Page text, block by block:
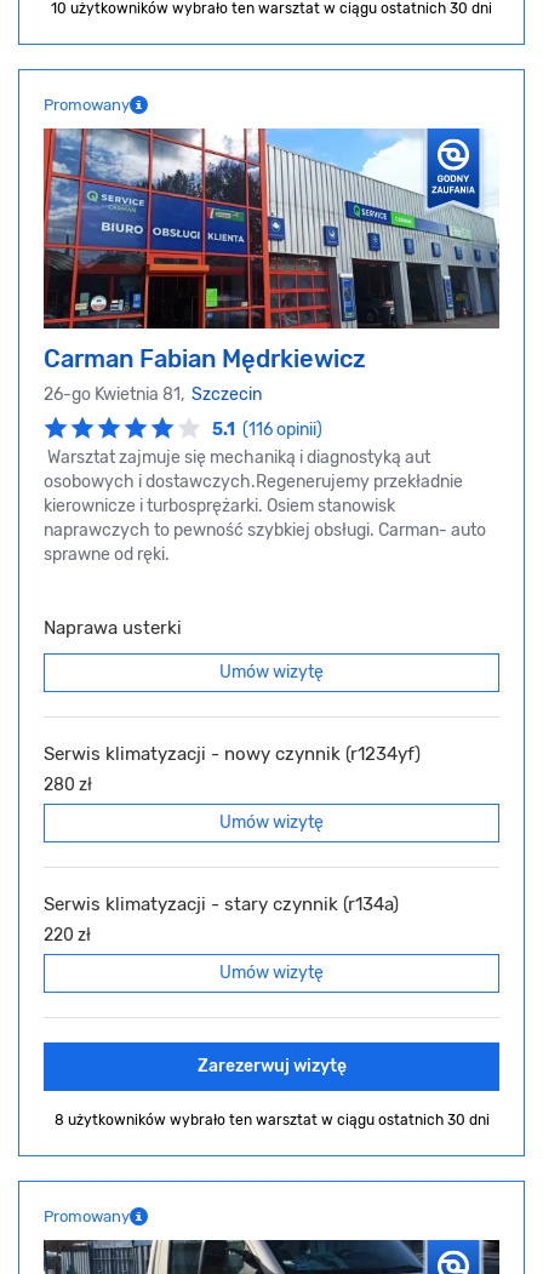
10 użytkowników wybrało ten warsztat w ciągu ostatnich 30 dni
Promowany
Carman Fabian Mędrkiewicz
26-go Kwietnia 81, Szczecin
5.1 (116 opinii)
Warsztat zajmuje się mechaniką i diagnostyką aut
osobowych i dostawczych.Regenerujemy przekładnie
kierownicze i turbosprężarki. Osiem stanowisk
naprawczych to pewność szybkiej obsługi. Carman- auto
sprawne od ręki.
Naprawa usterki
Umów wizytę
Serwis klimatyzacji - nowy czynnik (r1234yf)
280 zł
Umów wizytę
Serwis klimatyzacji - stary czynnik (r134a)
220 zł
Umów wizytę
Zarezerwuj wizytę
8 użytkowników wybrało ten warsztat w ciągu ostatnich 30 dni
Promowany